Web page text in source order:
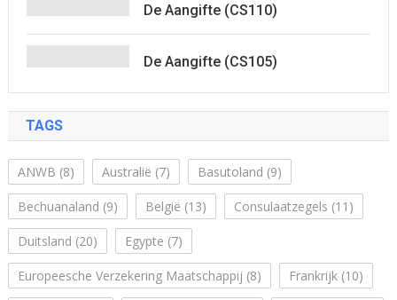
De Aangifte (CS110)
De Aangifte (CS105)
TAGS
ANWB (8) Australië (7) Basutoland (9)
Bechuanaland (9) België (13) Consulaatzegels (11)
Duitsland (20) Egypte (7)
Europeesche Verzekering Maatschappij (8) Frankrijk(10)